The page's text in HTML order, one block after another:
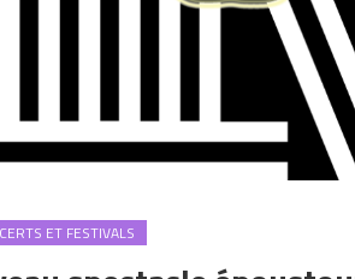
ET FESTIVALS